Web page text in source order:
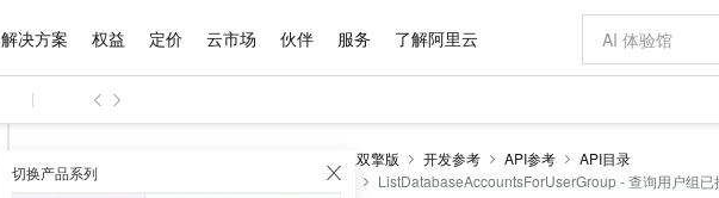
解决方案 权益 定价 云市场 伙伴 服务 了解阿里云
切换产品系列
基础版、企业双擎版 开发参考 API参考
API目录
数据库账户（仅支持V3.2.40及以上版本使用）
ListDatabaseAccountsForUserGroup - 查询用户组
千问官方 MaaS 平台，为开发者和 Agent 而生，新用户赠送 1 亿 + tokens 额度 为企业打
精选产品
大模型服务平台百炼 域名与网站 云服务器
精选解决方案
睿译宝，AI翻译排版一步到位 Qwen Audio：打造专属 AI 语音助手 NEW 一句话生成
普惠上云
普惠上云 官方力荐
AI 特惠
智启 AI 普惠权益
AI 场景体
AI Coding
产品定价
了解云产品的定价详情
价格计算器
自助选配和估算价格
配置报价
精选商城
网站建设
数据与 API
数据集
基础软件
Windows
成为销售伙伴
分销伙伴
成为产品伙伴
产品生态集成认证中心
产品伙伴
阿里云MaaS
售前咨询
在线服务
企业增值服务
企业支持计划
阿里云认证
大模型认证
为什么选择阿里云
什么是云计算
最佳实践
云上春晚
市场活动
2026 阿里云